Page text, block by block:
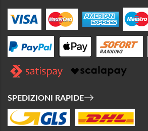
SPEDIZIONI RAPIDE